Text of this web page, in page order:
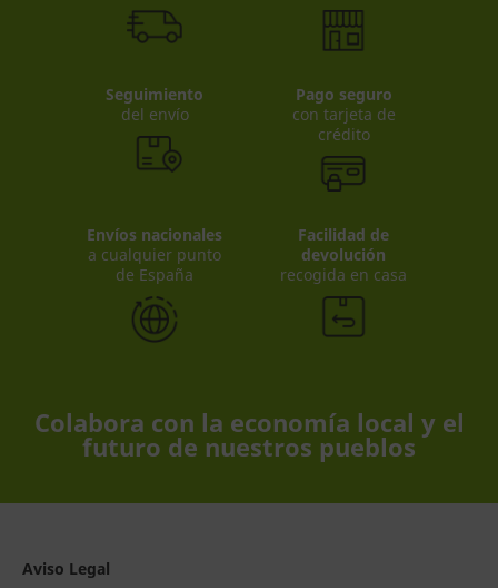
Seguimiento
del envío
Pago seguro
con tarjeta de
crédito
Envíos nacionales
a cualquier punto
de España
Facilidad de
devolución
recogida en casa
Colabora con la economía local y el
futuro de nuestros pueblos
Aviso Legal